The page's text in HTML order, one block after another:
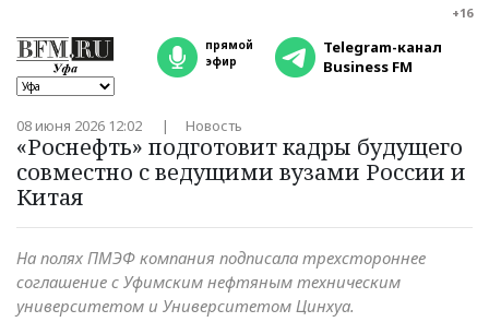
+16
прямой
эфир
Telegram-канал
Business FM
08 июня 2026 12:02 Новость
«Роснефть» подготовит кадры будущего
совместно с ведущими вузами России и
Китая
На полях ПМЭФ компания подписала трехстороннее
соглашение с Уфимским нефтяным техническим
университетом и Университетом Цинхуа.